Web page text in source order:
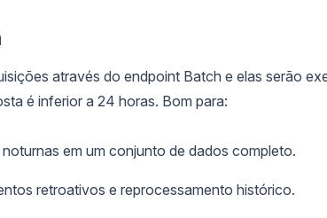
através do endpoint Batch e elas serão
é inferior a 24 horas. Bom para:
em um conjunto de dados completo.
retroativos e reprocessamento histórico.